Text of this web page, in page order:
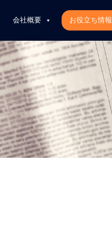
会社概要 お役立ち情報